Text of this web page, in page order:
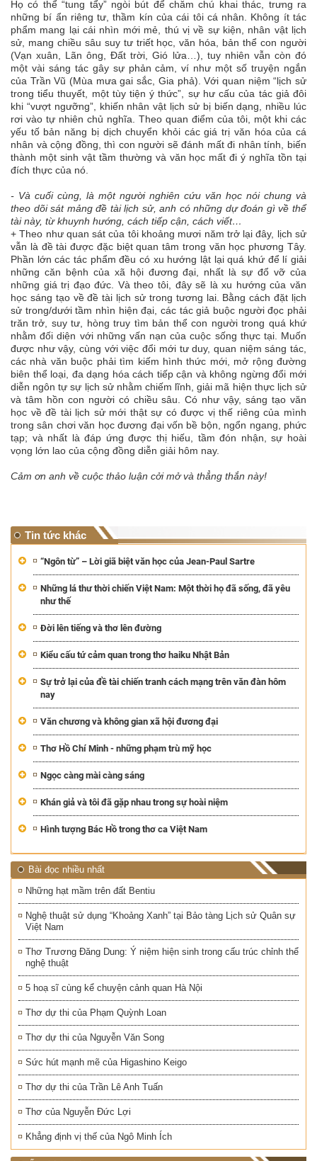
Họ có thể “tung tẩy” ngòi bút để chăm chú khai thác, trưng ra
những bí ẩn riêng tư, thầm kín của cái tôi cá nhân. Không ít tác
phẩm mang lại cái nhìn mới mẻ, thú vị về sự kiện, nhân vật lịch
sử, mang chiều sâu suy tư triết học, văn hóa, bản thể con người
(Vạn xuân, Lãn ông, Đất trời, Gió lửa…), tuy nhiên vẫn còn đó
một vài sáng tác gây sự phản cảm, ví như một số truyện ngắn
của Trần Vũ (Mùa mưa gai sắc, Gia phả). Với quan niệm “lịch sử
trong tiểu thuyết, một tùy tiện ý thức”, sự hư cấu của tác giả đôi
khi “vượt ngưỡng”, khiến nhân vật lịch sử bị biến dạng, nhiều lúc
rơi vào tự nhiên chủ nghĩa. Theo quan điểm của tôi, một khi các
yếu tố bản năng bị dịch chuyển khỏi các giá trị văn hóa của cá
nhân và cộng đồng, thì con người sẽ đánh mất đi nhân tính, biến
thành một sinh vật tầm thường và văn học mất đi ý nghĩa tồn tại
đích thực của nó.
- Và cuối cùng, là một người nghiên cứu văn học nói chung và
theo dõi sát mảng đề tài lịch sử, anh có những dự đoán gì về thể
tài này, từ khuynh hướng, cách tiếp cận, cách viết…
+ Theo như quan sát của tôi khoảng mươi năm trở lại đây, lịch sử
vẫn là đề tài được đặc biệt quan tâm trong văn học phương Tây.
Phần lớn các tác phẩm đều có xu hướng lật lại quá khứ để lí giải
những căn bệnh của xã hội đương đại, nhất là sự đổ vỡ của
những giá trị đạo đức. Và theo tôi, đây sẽ là xu hướng của văn
học sáng tạo về đề tài lịch sử trong tương lai. Bằng cách đặt lịch
sử trong/dưới tầm nhìn hiện đại, các tác giả buộc người đọc phải
trăn trở, suy tư, hòng truy tìm bản thể con người trong quá khứ
nhằm đối diện với những vấn nạn của cuộc sống thực tại. Muốn
được như vậy, cùng với việc đổi mới tư duy, quan niệm sáng tác,
các nhà văn buộc phải tìm kiếm hình thức mới, mở rộng đường
biên thể loại, đa dạng hóa cách tiếp cận và không ngừng đổi mới
diễn ngôn tự sự lịch sử nhằm chiếm lĩnh, giải mã hiện thực lịch sử
và tâm hồn con người có chiều sâu. Có như vậy, sáng tạo văn
học về đề tài lịch sử mới thật sự có được vị thế riêng của mình
trong sân chơi văn học đương đại vốn bề bộn, ngổn ngang, phức
tạp; và nhất là đáp ứng được thị hiếu, tầm đón nhận, sự hoài
vọng lớn lao của cộng đồng diễn giải hôm nay.
Cảm ơn anh về cuộc thảo luận cởi mở và thẳng thắn này!
Tin tức khác
“Ngôn từ” – Lời giã biệt văn học của Jean-Paul Sartre
Những lá thư thời chiến Việt Nam: Một thời họ đã sống, đã yêu
như thế
Đời lên tiếng và thơ lên đường
Kiểu cấu tứ cảm quan trong thơ haiku Nhật Bản
Sự trở lại của đề tài chiến tranh cách mạng trên văn đàn hôm
nay
Văn chương và không gian xã hội đương đại
Thơ Hồ Chí Minh - những phạm trù mỹ học
Ngọc càng mài càng sáng
Khán giả và tôi đã gặp nhau trong sự hoài niệm
Hình tượng Bác Hồ trong thơ ca Việt Nam
Bài đọc nhiều nhất
Những hạt mầm trên đất Bentiu
Nghệ thuật sử dụng “Khoảng Xanh” tại Bảo tàng Lịch sử Quân sự
Việt Nam
Thơ Trương Đăng Dung: Ý niệm hiện sinh trong cấu trúc chỉnh thể
nghệ thuật
5 hoạ sĩ cùng kể chuyện cảnh quan Hà Nội
Thơ dự thi của Phạm Quỳnh Loan
Thơ dự thi của Nguyễn Văn Song
Sức hút mạnh mẽ của Higashino Keigo
Thơ dự thi của Trần Lê Anh Tuấn
Thơ của Nguyễn Đức Lợi
Khẳng định vị thế của Ngô Minh Ích